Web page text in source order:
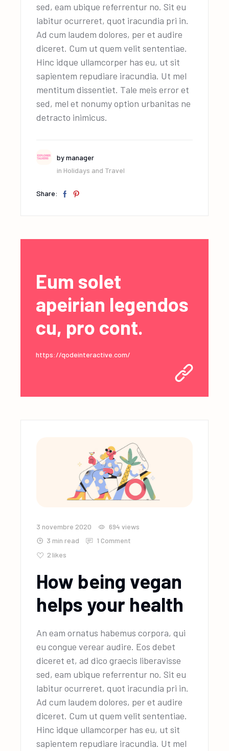
sed, eam ubique referrentur no. Sit eu
labitur ocurreret, quot iracundia pri in.
Ad cum laudem dolores, per et audire
diceret. Cum ut quem velit sententiae.
Hinc idque ullamcorper has eu, ut sit
sapientem repudiare iracundia. Ut mel
mentitum dissentiet. Tale meis error et
sed, mel et nonumy option urbanitas ne
detracto inimicus.
bymanager
in Holidays and Travel
Share:
Eum solet
apeirian legendos
cu, pro cont.
https://qodeinteractive.com/
3 novembre 2020 694views
3 min read
1 Comment
2 likes
How being vegan
helps your health
An eam ornatus habemus corpora, qui
eu congue verear audire. Eos debet
diceret et, ad dico graecis liberavisse
sed, eam ubique referrentur no. Sit eu
labitur ocurreret, quot iracundia pri in.
Ad cum laudem dolores, per et audire
diceret. Cum ut quem velit sententiae.
Hinc idque ullamcorper has eu, ut sit
sapientem repudiare iracundia. Ut mel